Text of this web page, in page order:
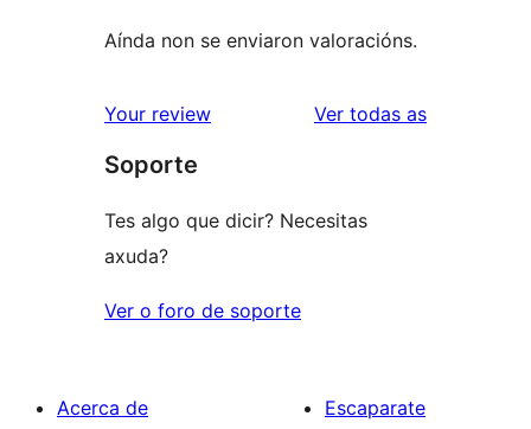
Aínda non se enviaron valoracións.
Your review Ver todas asvaloracións
Soporte
Tes algo que dicir? Necesitas
axuda?
Ver o foro de soporte
Acerca de
Escaparate